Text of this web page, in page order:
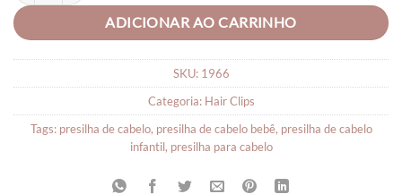
ADICIONAR AO CARRINHO
SKU: 1966
Categoria: Hair Clips
Tags: presilha de cabelo, presilha de cabelo bebê, presilha de cabelo
infantil, presilha para cabelo